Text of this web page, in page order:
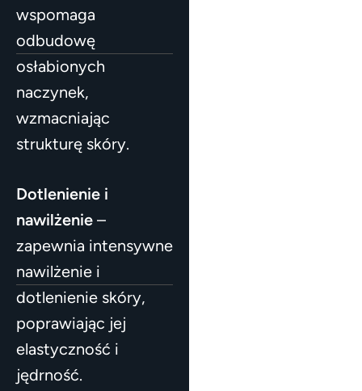
wspomaga
odbudowę
osłabionych
naczynek,
wzmacniając
strukturę skóry.
Dotlenienie i
nawilżenie –
zapewnia intensywne
nawilżenie i
dotlenienie skóry,
poprawiając jej
elastyczność i
jędrność.